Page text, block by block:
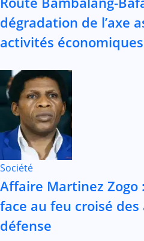
dégradation de l’axe
activités économiques
Société
Affaire Martinez Zogo
face au feu croisé des
défense